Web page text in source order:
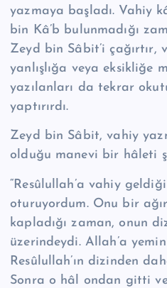
yazmaya başladı. Vahiy
bin Kâ’b bulun­madığı
Zeyd bin Sâbit’i çağırtır,
yanlışlığa veya eksikliğe
yazılanları da tekrar
yaptırırdı.
Zeyd bin Sâbit, vahiy
olduğu manevi bir hâleti
“Re­sû­lul­lah’a vahiy
oturuyordum. Onu bir
kapladığı zaman, onun
üzerindeydi. Allah’a
Re­sû­lul­lah’ın dizinden
Sonra o hâl ondan gitti ve